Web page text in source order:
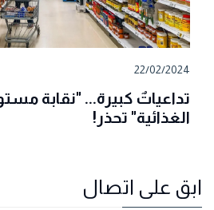
22/02/2024
تداعياتٌ كبيرة... "نقابة
الغذائية" تحذر!
ابق على اتصال